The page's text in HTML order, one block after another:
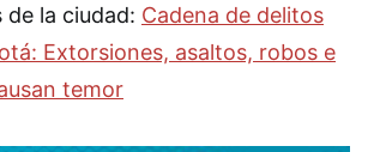
la ciudad: Cadena de delitos
Extorsiones, asaltos, robos e
temor